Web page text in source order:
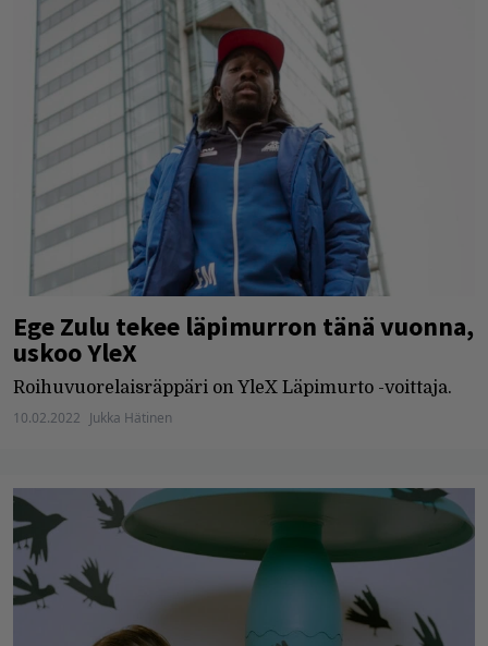
Ege Zulu tekee läpimurron tänä vuonna,
uskoo YleX
Roihuvuorelaisräppäri on YleX Läpimurto -voittaja.
10.02.2022 Jukka Hätinen